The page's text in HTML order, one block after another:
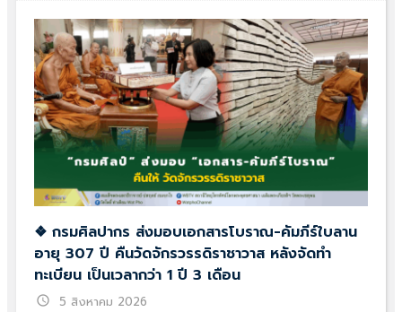
❖ กรมศิลปากร ส่งมอบเอกสารโบราณ-คัมภีร์ใบลาน
อายุ 307 ปี คืนวัดจักรวรรดิราชาวาส หลังจัดทำ
ทะเบียน เป็นเวลากว่า 1 ปี 3 เดือน
schedule 5 สิงหาคม 2026